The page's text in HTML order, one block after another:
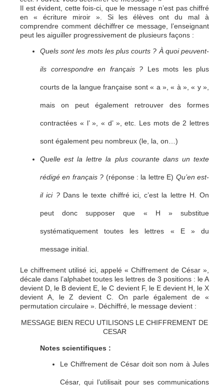
Il est évident, cette fois-ci, que le message n’est pas chiffré
en « écriture miroir ». Si les élèves ont du mal à
comprendre comment déchiffrer ce message, l’enseignant
peut les aiguiller progressivement de plusieurs façons :
Quels sont les mots les plus courts ? À quoi peuvent-
ils correspondre en français ? Les mots les plus
courts de la langue française sont « a », « à », « y »,
mais on peut également retrouver des formes
contractées « l’ », « d’ », etc. Les mots de 2 lettres
sont également peu nombreux (le, la, on…)
Quelle est la lettre la plus courante dans un texte
rédigé en français ? (réponse : la lettre E) Qu’en est-
il ici ?Dans le texte chiffré ici, c’est la lettre H. On
peut donc supposer que « H » substitue
systématiquement toutes les lettres « E » du
message initial.
Le chiffrement utilisé ici, appelé « Chiffrement de César »,
décale dans l’alphabet toutes les lettres de 3 positions : le A
devient D, le B devient E, le C devient F, le E devient H, le X
devient A, le Z devient C. On parle également de «
permutation circulaire ». Déchiffré, le message devient :
MESSAGE BIEN RECU UTILISONS LE CHIFFREMENT DE
CESAR
Notes scientifiques :
Le Chiffrement de César doit son nom à Jules
César, qui l’utilisait pour ses communications